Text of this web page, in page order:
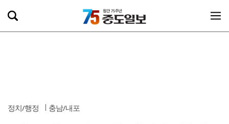
정치/행정 충남/내포